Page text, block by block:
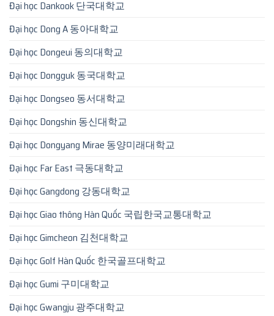
Đại học Dankook 단국대학교
Đại học Dong A 동아대학교
Đại học Dongeui 동의대학교
Đại học Dongguk 동국대학교
Đại học Dongseo 동서대학교
Đại học Dongshin 동신대학교
Đại học Dongyang Mirae 동양미래대학교
Đại học Far East 극동대학교
Đại học Gangdong 강동대학교
Đại học Giao thông Hàn Quốc 국립한국교통대학교
Đại học Gimcheon 김천대학교
Đại học Golf Hàn Quốc 한국골프대학교
Đại học Gumi 구미대학교
Đại học Gwangju 광주대학교